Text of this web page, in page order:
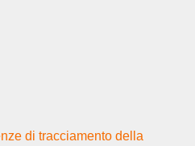
di tracciamento della